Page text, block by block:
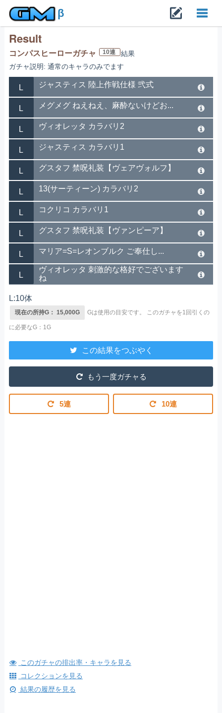
β
Result
コンパスヒーローガチャ 10連
結果
ガチャ説明: 通常のキャラのみでます
L ジャスティス 陸上作戦仕様 弐式
L メグメグ ねえねえ、麻酔ないけどお...
L ヴィオレッタ カラバリ2
L ジャスティス カラバリ1
L グスタフ 禁呪礼装【ヴェアヴォルフ】
L 13(サーティーン) カラバリ2
L コクリコ カラバリ1
L グスタフ 禁呪礼装【ヴァンピーア】
L マリア=S=レオンブルク ご奉仕し...
L
ヴィオレッタ 刺激的な格好でございます
ね
L:10体
現在の所持G： 15,000G Gは使用の目安です。 このガチャを1回引くの
に必要なG：1G
この結果をつぶやく
もう一度ガチャる
5連 10連
このガチャの排出率・キャラを見る
コレクションを見る
結果の履歴を見る